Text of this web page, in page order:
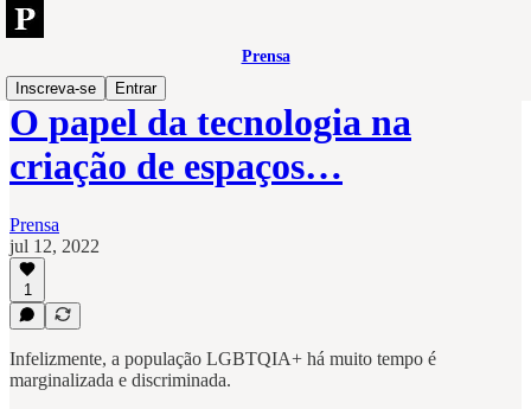
Prensa
Inscreva-se
Entrar
O papel da tecnologia na
criação de espaços…
Prensa
jul 12, 2022
1
Infelizmente, a população LGBTQIA+ há muito tempo é
marginalizada e discriminada.